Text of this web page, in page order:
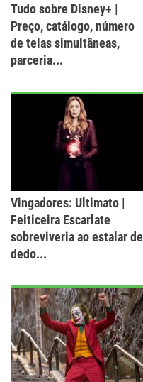
Tudo sobre Disney+ |
Preço, catálogo, número
de telas simultâneas,
parceria...
Vingadores: Ultimato |
Feiticeira Escarlate
sobreviveria ao estalar de
dedo...